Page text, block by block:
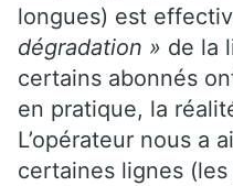
longues) est
dégradation » de la
certains abonnés
en pratique, la
L’opérateur nous a
certaines lignes